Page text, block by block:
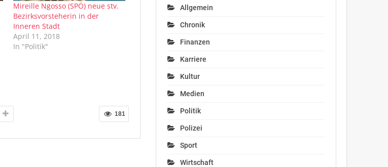
Mireille Ngosso (SPÖ) neue stv.
Bezirksvorsteherin in der
Inneren Stadt
April 11, 2018
In "Politik"
181
Allgemein
Chronik
Finanzen
Karriere
Kultur
Medien
Politik
Polizei
Sport
Wirtschaft